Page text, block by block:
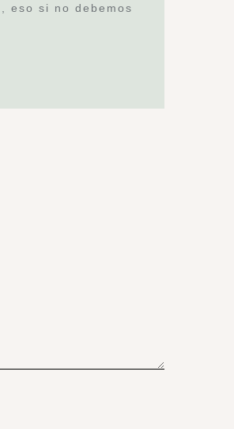
, eso si no debemos